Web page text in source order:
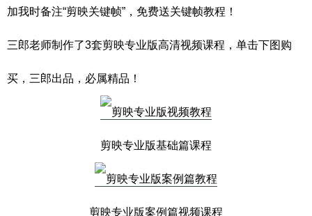
加我时备注“剪映关键帧”，免费送关键帧教程！
三郎老师制作了3套剪映专业版高清视频课程，单击下图购
买，三郎出品，必属精品！
剪映专业版基础篇课程
剪映专业版案例篇视频课程